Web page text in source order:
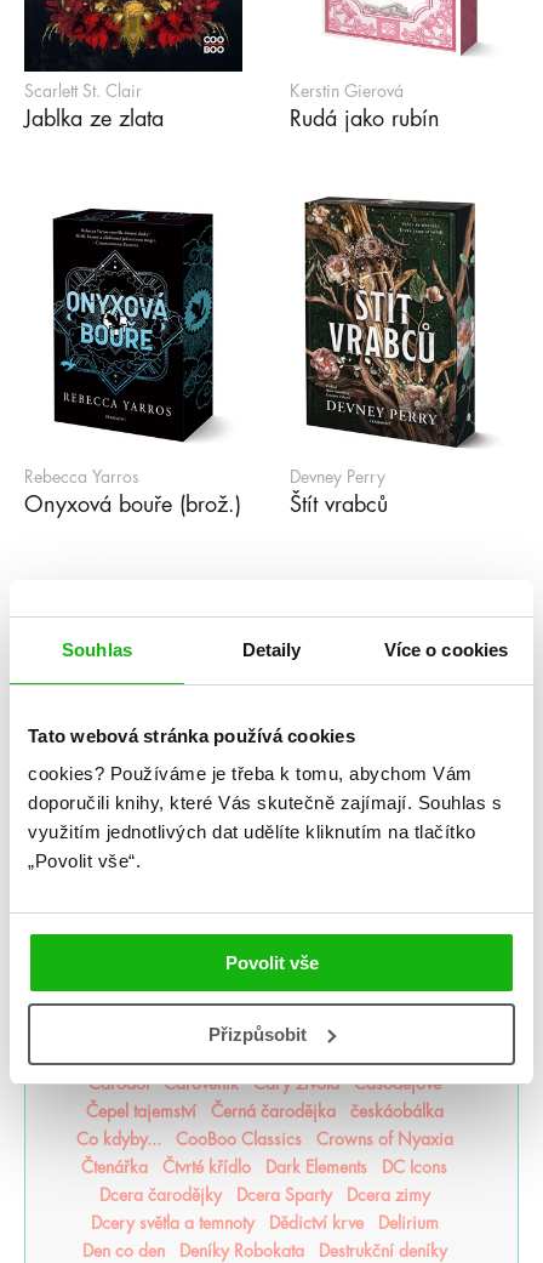
Souhlas Detaily Více o cookies
Tato webová stránka používá cookies
cookies? Používáme je třeba k tomu, abychom Vám
doporučili knihy, které Vás skutečně zajímají. Souhlas s
využitím jednotlivých dat udělíte kliknutím na tlačítko
„Povolit vše“.
Povolit vše
Přizpůsobit
Scarlett St. Clair
Jablka ze zlata
Kerstin Gierová
Rudá jako rubín
Rebecca Yarros
Onyxová bouře (brož.)
Devney Perry
Štít vrabců
1 2 3 4 5 ... 99 »
#humbookpodcast After
Akademie Arcana
Akademie Dunbridge
Akademie snové analýzy
Akta Illuminae
Alchymistova šifra
Alenka v říši zombií
Americká princezna
Balada mrtvého světa
Bergman Brothers
Bohemian Royals
Bouřná vrána
Božští rivalové
Bylo nebylo jedno zlomené srdce
Být holka je dřina
Čarodol
Čarověník Čáry života
Časodějové
Čepel tajemství
Černá čarodějka
českáobálka
Co kdyby...
CooBoo Classics
Crowns of Nyaxia
Čtenářka
Čtvrté křídlo Dark Elements
DC Icons
Dcera čarodějky
Dcera Sparty
Dcera zimy
Dcery světla a temnoty
Dědictví krve
Delirium
Den co den
Deníky Robokata
Destrukční deníky